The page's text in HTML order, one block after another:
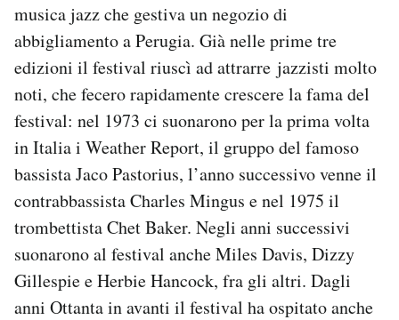
Esci
musica jazz che gestiva un negozio di
abbigliamento a Perugia. Già nelle prime tre
edizioni il festival riuscì ad attrarre jazzisti molto
noti, che fecero rapidamente crescere la fama del
festival: nel 1973 ci suonarono per la prima volta
in Italia i Weather Report, il gruppo del famoso
bassista Jaco Pastorius, l’anno successivo venne il
contrabbassista Charles Mingus e nel 1975 il
trombettista Chet Baker. Negli anni successivi
suonarono al festival anche Miles Davis, Dizzy
Gillespie e Herbie Hancock, fra gli altri. Dagli
anni Ottanta in avanti il festival ha ospitato anche